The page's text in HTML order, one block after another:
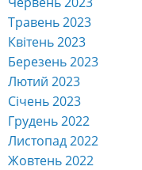
Травень 2023
Квітень 2023
Березень 2023
Лютий 2023
Січень 2023
Грудень 2022
Листопад 2022
Жовтень 2022